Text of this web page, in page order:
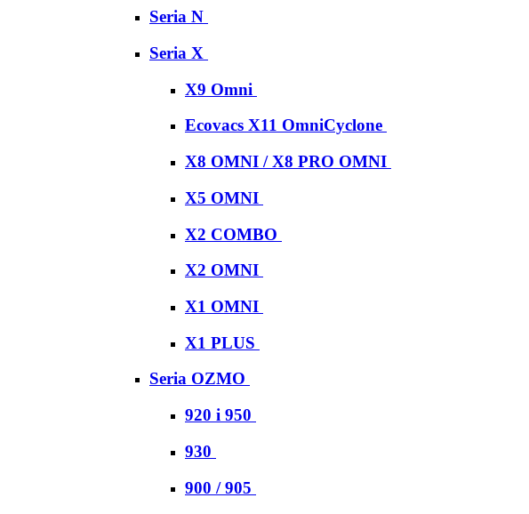
Seria N
Seria X
X9 Omni
Ecovacs X11 OmniCyclone
X8 OMNI / X8 PRO OMNI
X5 OMNI
X2 COMBO
X2 OMNI
X1 OMNI
X1 PLUS
Seria OZMO
920 i 950
930
900 / 905